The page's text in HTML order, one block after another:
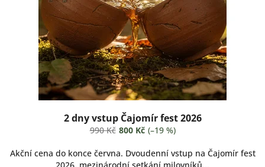
2 dny vstup Čajomír fest 2026
990 Kč 800 Kč (–19 %)
Akční cena do konce června. Dvoudenní vstup na Čajomír fest